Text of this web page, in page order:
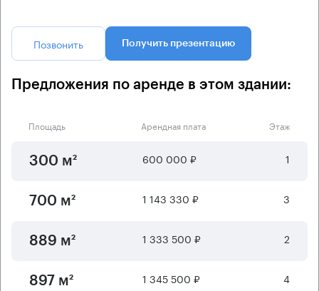
Позвонить Получить презентацию
Предложения по аренде в этом здании:
Площадь Арендная плата Этаж
300 м² 600 000 ₽ 1
700 м² 1 143 330 ₽ 3
889 м² 1 333 500 ₽ 2
897 м² 1 345 500 ₽ 4